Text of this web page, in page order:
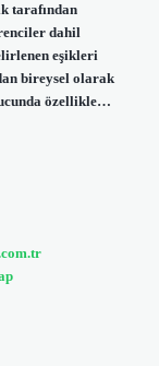
tarafından
dahil
eşikleri
bireysel olarak
özellikle…